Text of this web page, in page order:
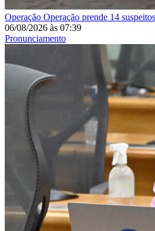
Operação Operação prende 14
06/08/2026 às 07:39
Pronunciamento